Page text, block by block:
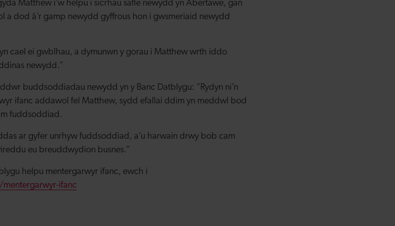
Matthew i’w helpu i sicrhau safle newydd yn Abertawe, gan
a dod â’r gamp newydd gyffrous hon i gwsmeriaid newydd
cael ei gwblhau, a dymunwn y gorau i Matthew wrth iddo
newydd.”
buddsoddiadau newydd yn y Banc Datblygu: “Rydyn ni’n
ifanc addawol fel Matthew, sydd efallai ddim yn meddwl bod
fuddsoddiad.
ar gyfer unrhyw fuddsoddiad, a’u harwain drwy bob cam
eu breuddwydion busnes.”
helpu mentergarwyr ifanc, ewch i
ifanc